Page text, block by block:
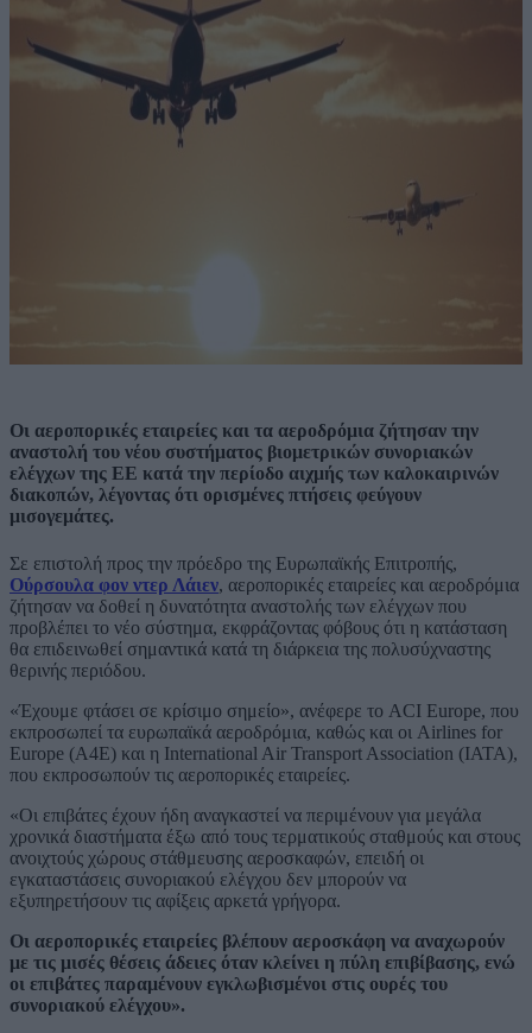
Οι αεροπορικές εταιρείες και τα αεροδρόμια ζήτησαν την
αναστολή του νέου συστήματος βιομετρικών συνοριακών
ελέγχων της ΕΕ κατά την περίοδο αιχμής των καλοκαιρινών
διακοπών, λέγοντας ότι ορισμένες πτήσεις φεύγουν
μισογεμάτες.
Σε επιστολή προς την πρόεδρο της Ευρωπαϊκής Επιτροπής,
Ούρσουλα φον ντερ Λάιεν, αεροπορικές εταιρείες και αεροδρόμια
ζήτησαν να δοθεί η δυνατότητα αναστολής των ελέγχων που
προβλέπει το νέο σύστημα, εκφράζοντας φόβους ότι η κατάσταση
θα επιδεινωθεί σημαντικά κατά τη διάρκεια της πολυσύχναστης
θερινής περιόδου.
«Έχουμε φτάσει σε κρίσιμο σημείο», ανέφερε το ACI Europe, που
εκπροσωπεί τα ευρωπαϊκά αεροδρόμια, καθώς και οι Airlines for
Europe (A4E) και η International Air Transport Association (IATA),
που εκπροσωπούν τις αεροπορικές εταιρείες.
«Οι επιβάτες έχουν ήδη αναγκαστεί να περιμένουν για μεγάλα
χρονικά διαστήματα έξω από τους τερματικούς σταθμούς και στους
ανοιχτούς χώρους στάθμευσης αεροσκαφών, επειδή οι
εγκαταστάσεις συνοριακού ελέγχου δεν μπορούν να
εξυπηρετήσουν τις αφίξεις αρκετά γρήγορα.
Οι αεροπορικές εταιρείες βλέπουν αεροσκάφη να αναχωρούν
με τις μισές θέσεις άδειες όταν κλείνει η πύλη επιβίβασης, ενώ
οι επιβάτες παραμένουν εγκλωβισμένοι στις ουρές του
συνοριακού ελέγχου».